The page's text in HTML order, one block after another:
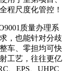
程尺度化管控！
质量办理系
，也能针对分歧
车、零担均可快
工艺，往往更亿
、EPS、UHPC